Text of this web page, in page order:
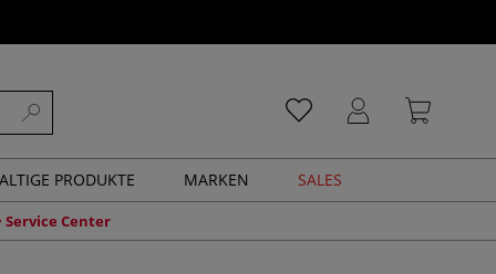
PRODUKTE MARKEN SALES
Service Center